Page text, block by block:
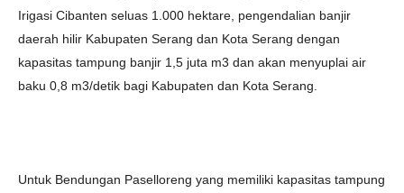
Irigasi Cibanten seluas 1.000 hektare, pengendalian banjir
daerah hilir Kabupaten Serang dan Kota Serang dengan
kapasitas tampung banjir 1,5 juta m3 dan akan menyuplai air
baku 0,8 m3/detik bagi Kabupaten dan Kota Serang.
Untuk Bendungan Paselloreng yang memiliki kapasitas tampung